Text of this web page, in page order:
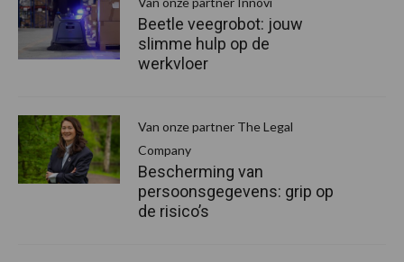
Beetle veegrobot: jouw
slimme hulp op de
werkvloer
Van onze partner The Legal
Company
Bescherming van
persoonsgegevens: grip op
de risico’s